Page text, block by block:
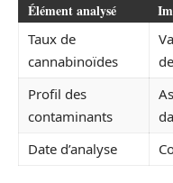
Élément analysé
Taux de
cannabinoïdes
Profil des
contaminants
Date d’analyse